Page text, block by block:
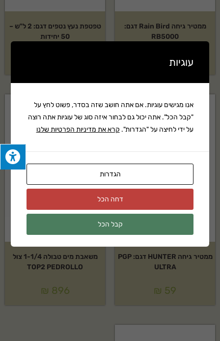
ממטיר גיחה Rain Bird דגם:
RB5000
59
טפטפת נעץ נטפים דגם: 2 ל"ש –
50 יחידות
ממטיר גיחה HUNTER דגם: PGP
ULTRA
₪ 59
משאבת מים טבולה 1-1/4 צול
TOP2 PEDROLLO
₪ 896
עוגיות
אנו מגישים עוגיות. אם אתה חושב שזה בסדר, פשוט לחץ על
"קבל הכל". אתה יכול גם לבחור איזה סוג של עוגיות אתה רוצה
על ידי לחיצה על "הגדרות". קרא את מדיניות הפרטיות שלנו
הגדרות
דחה הכל
קבל הכל